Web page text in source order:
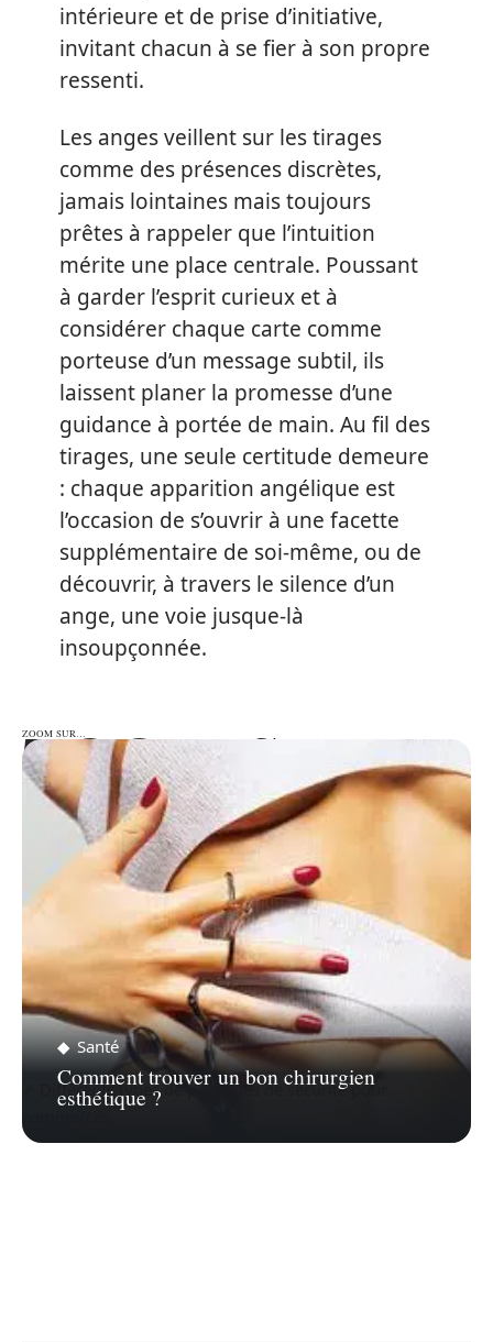
intérieure et de prise d’initiative,
invitant chacun à se fier à son propre
ressenti.
Les anges veillent sur les tirages
comme des présences discrètes,
jamais lointaines mais toujours
prêtes à rappeler que l’intuition
mérite une place centrale. Poussant
à garder l’esprit curieux et à
considérer chaque carte comme
porteuse d’un message subtil, ils
laissent planer la promesse d’une
guidance à portée de main. Au fil des
tirages, une seule certitude demeure
: chaque apparition angélique est
l’occasion de s’ouvrir à une facette
supplémentaire de soi-même, ou de
découvrir, à travers le silence d’un
ange, une voie jusque-là
insoupçonnée.
ZOOM SUR…
ZOOM SUR…
Santé
Comment trouver un bon chirurgien
esthétique ?